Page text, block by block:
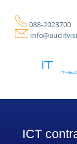
088-2028700
ICT